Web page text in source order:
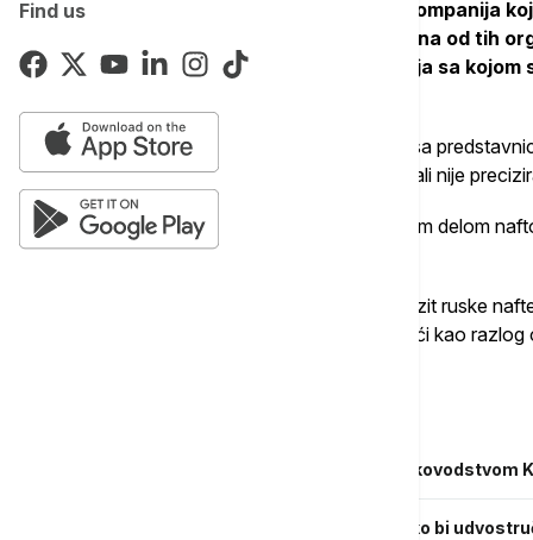
Find us"Morala bi to da bude neka državna kompanija
'Transpetrol' bi takođe mogao biti jedna od tih
prirodno je da su oni bili prva kompanija sa
Fico je prethodno održao hitan sastanak sa
pregovora u Rusiji o isporuci energenata, ali nije
Kompanija "Transpetrol" upravlja slovačkim delom
distribucijom nafte unutar Slovačke.
Krajem januara, Ukrajina je obustavila tranzit ruske
teritoriju do Slovačke i Mađarske, navodeći kao
Peskov: Rusija održava kontakte sa rukovodstvom
UAE ubrzavaju izgradnju naftovoda kako bi